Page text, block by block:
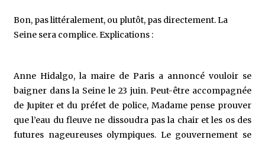
Bon, pas littéralement, ou plutôt, pas directement. La
Seine sera complice. Explications :
Anne Hidalgo, la maire de Paris a annoncé vouloir se
baigner dans la Seine le 23 juin. Peut-être accompagnée
de Jupiter et du préfet de police, Madame pense prouver
que l’eau du fleuve ne dissoudra pas la chair et les os des
futures nageureuses olympiques. Le gouvernement se